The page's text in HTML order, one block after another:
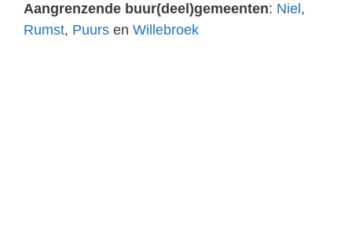
Aangrenzende buur(deel)gemeenten: Niel ,
Rumst, Puurs en Willebroek